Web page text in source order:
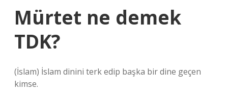
Mürtet ne demek
TDK?
(İslam) İslam dinini terk edip başka bir dine geçen
kimse.